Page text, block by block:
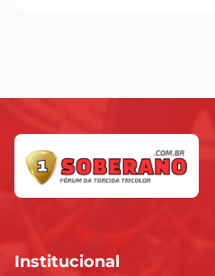
Institucional